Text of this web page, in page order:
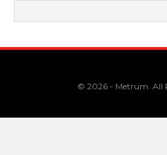
© 2026 - Metrum. All